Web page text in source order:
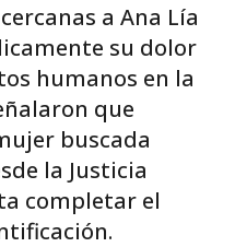
a Ana Lía
su dolor
humanos en la
que
buscada
la Justicia
completar el